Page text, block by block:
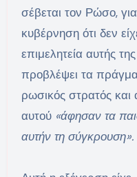
σέβεται τον Ρώσο,
κυβέρνηση ότι δεν
επιμελητεία αυτής
προβλέψει τα
ρωσικός στρατός και
αυτού «άφησαν τα
αυτήν τη σύγκρουση».